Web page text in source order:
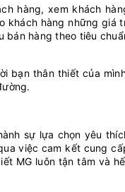
hàng, xem khách
khách hàng những giá
bán hàng theo tiêu
bạn thân thiết của
sự lựa chọn yêu
việc cam kết cung
MG luôn tận tâm và